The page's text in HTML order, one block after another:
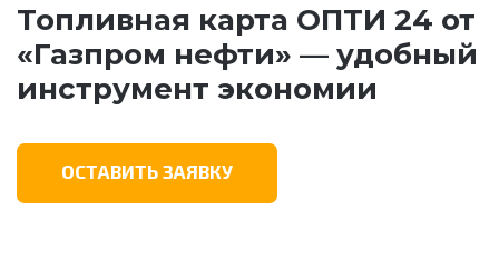
Топливная карта ОПТИ 24 от
«Газпром нефти» — удобный
инструмент экономии
ОСТАВИТЬ ЗАЯВКУ